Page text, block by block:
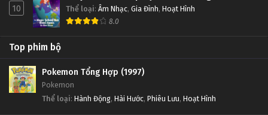
10 Thể loại: Âm Nhạc, Gia Đình, Hoạt Hình
8.0
Top phim bộ
Pokemon Tổng Hợp (1997)
Pokemon
Thể loại: Hành Động, Hài Hước, Phiêu Lưu, Hoạt Hình